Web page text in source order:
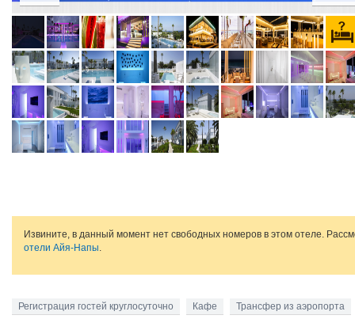
Извините, в данный момент нет свободных номеров в этом отеле.
отели Айя-Напы.
Регистрация гостей круглосуточно Кафе Трансфер из аэропорта